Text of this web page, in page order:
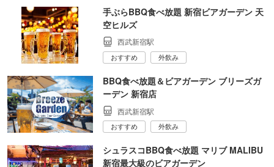
手ぶらBBQ食べ放題 新宿ビアガーデン 天
空ヒルズ
西武新宿駅
おすすめ 外飲み
BBQ食べ放題＆ビアガーデン ブリーズガ
ーデン 新宿店
西武新宿駅
おすすめ 外飲み
シュラスコBBQ食べ放題 マリブ MALIBU
新宿最大級のビアガーデン